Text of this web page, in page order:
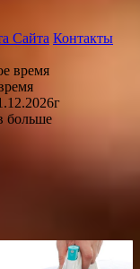
Сайта Контакты
время
больше